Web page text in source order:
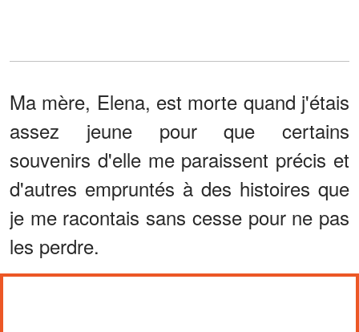
Ma mère, Elena, est morte quand j'étais
assez jeune pour que certains
souvenirs d'elle me paraissent précis et
d'autres empruntés à des histoires que
je me racontais sans cesse pour ne pas
les perdre.